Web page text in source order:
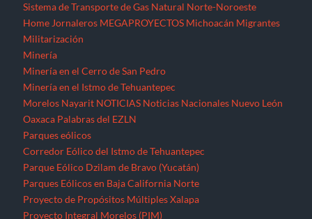
Sistema de Transporte de Gas Natural Norte-Noroeste
Home Jornaleros MEGAPROYECTOS Michoacán Migrantes
Militarización
Minería
Minería en el Cerro de San Pedro
Minería en el Istmo de Tehuantepec
Morelos Nayarit NOTICIAS Noticias Nacionales Nuevo León
Oaxaca Palabras del EZLN
Parques eólicos
Corredor Eólico del Istmo de Tehuantepec
Parque Eólico Dzilam de Bravo (Yucatán)
Parques Eólicos en Baja California Norte
Proyecto de Propósitos Múltiples Xalapa
Proyecto Integral Morelos (PIM)